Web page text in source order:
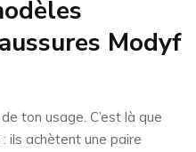
Modyf
ton usage. C’est là que
ils achètent une paire